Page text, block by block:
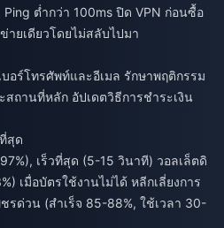
ต่ำกว่า 100ms ปิด VPN ก่อนซื้อ
ายเดียวโดยไม่สลับไปมา
ร์โทรศัพท์และอีเมล รักษาพฤติกรรม
ถานที่หลัก อัปเดตวิธีการชำระเงิน
สุด
เร็วที่สุด (5-15 วินาที) วอลเล็ตดิ
เมื่อบัตรใช้งานไม่ได้ หลีกเลี่ยงการ
รด่วน (สำเร็จ 85-88%, ใช้เวลา 30-